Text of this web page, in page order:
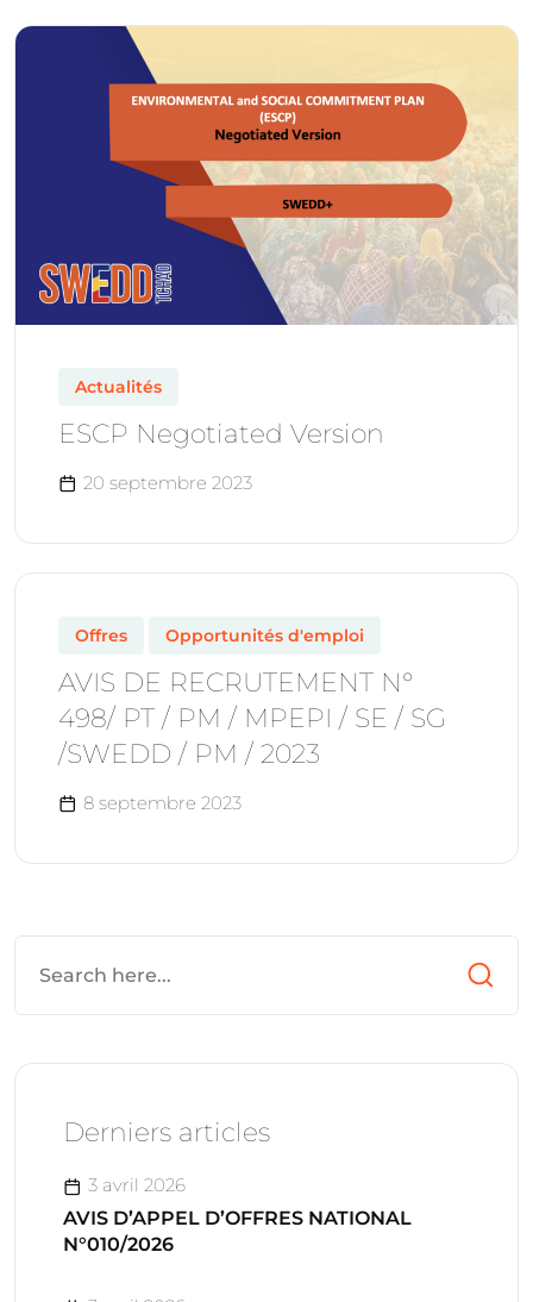
Actualités
ESCP Negotiated Version
20 septembre 2023
Offres Opportunités d'emploi
AVIS DE RECRUTEMENT N°
498/ PT / PM / MPEPI / SE / SG
/SWEDD / PM / 2023
8 septembre 2023
Derniers articles
3 avril 2026
AVIS D’APPEL D’OFFRES NATIONAL
N°010/2026